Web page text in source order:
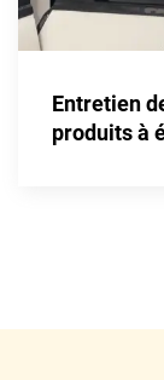
Hyundai
Entretien
produits à